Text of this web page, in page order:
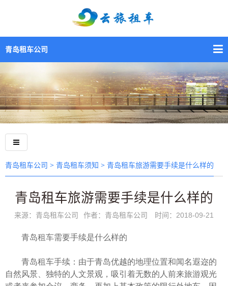
青岛租车公司
青岛租车公司 > 青岛租车须知 > 青岛租车旅游需要手续是什么样的
青岛租车旅游需要手续是什么样的
来源：青岛租车公司 作者：青岛租车公司 时间：2018-09-21
青岛租车需要手续是什么样的
青岛租车手续：由于青岛优越的地理位置和闻名遐迩的
自然风景、独特的人文景观，吸引着无数的人前来旅游观光